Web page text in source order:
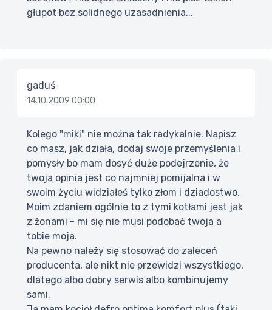
głupot bez solidnego uzasadnienia...
gaduś
14.10.2009 00:00
Kolego "miki" nie można tak radykalnie. Napisz
co masz, jak działa, dodaj swoje przemyślenia i
pomysły bo mam dosyć duże podejrzenie, że
twoja opinia jest co najmniej pomijalna i w
swoim życiu widziałeś tylko złom i dziadostwo.
Moim zdaniem ogólnie to z tymi kotłami jest jak
z żonami - mi się nie musi podobać twoja a
tobie moja.
Na pewno należy się stosować do zaleceń
producenta, ale nikt nie przewidzi wszystkiego,
dlatego albo dobry serwis albo kombinujemy
sami.